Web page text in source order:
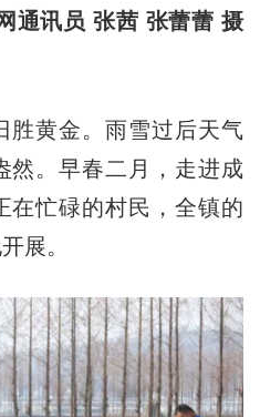
讯员 张茜 张蕾蕾 摄
黄金。雨雪过后天气
然。早春二月，走进成
在忙碌的村民，全镇的
展。